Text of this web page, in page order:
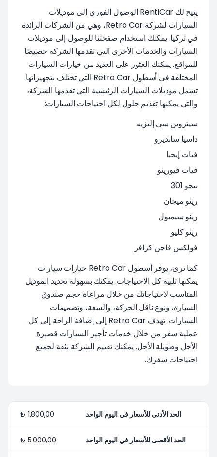
يتيح لك RentiCar الوصول الفوري إلى موديلات
السيارات لشركة Retro Car، وهي من الشركات الرائدة
في تركيا. يمكنك استخدام صفحتنا للوصول إلى موديلات
السيارات والخدمات الأخرى التي تقدمها الشركة خصيصًا
للمواقع. يمكنك العثور على العديد من خيارات السيارات
المختلفة في أسطول Retro Car التي تختلف بتجهيزاتها.
تشمل موديلات السيارات الرئيسية التي تقدمها الشركة،
والتي يمكنها تقديم حلول لكل احتياجات السيارات:
سيتروين سي إليزيه
داسيا سانديرو
فيات إيجيا
فيات فيورينو
بيجو 301
رينو ميجان
رينو سيمبول
رينو كليو
فولكس فاجن كرافر
كما ترى، يوفر أسطول Retro Car خيارات سيارات
يمكنها تلبية كل الاحتياجات. يمكنك بسهولة تحديد الموديل
المناسب لاحتياجاتك من خلال مراعاة حجم صندوق
السيارة، ونوع ناقل الحركة، والسعة، وتصميمات
السيارات. تهدف Retro Car إلى إضافة الراحة إلى كل
عملية سفر من خلال خدمات تأجير السيارات قصيرة
الأجل وطويلة الأجل. يمكنك تقييم الشركة بثقة لجميع
احتياجات سفرك.
الحد الأدنى للأسعار في اليوم الواحد 1.800,00 ₺
الحد الأقصى للأسعار في اليوم الواحد 5.000,00 ₺